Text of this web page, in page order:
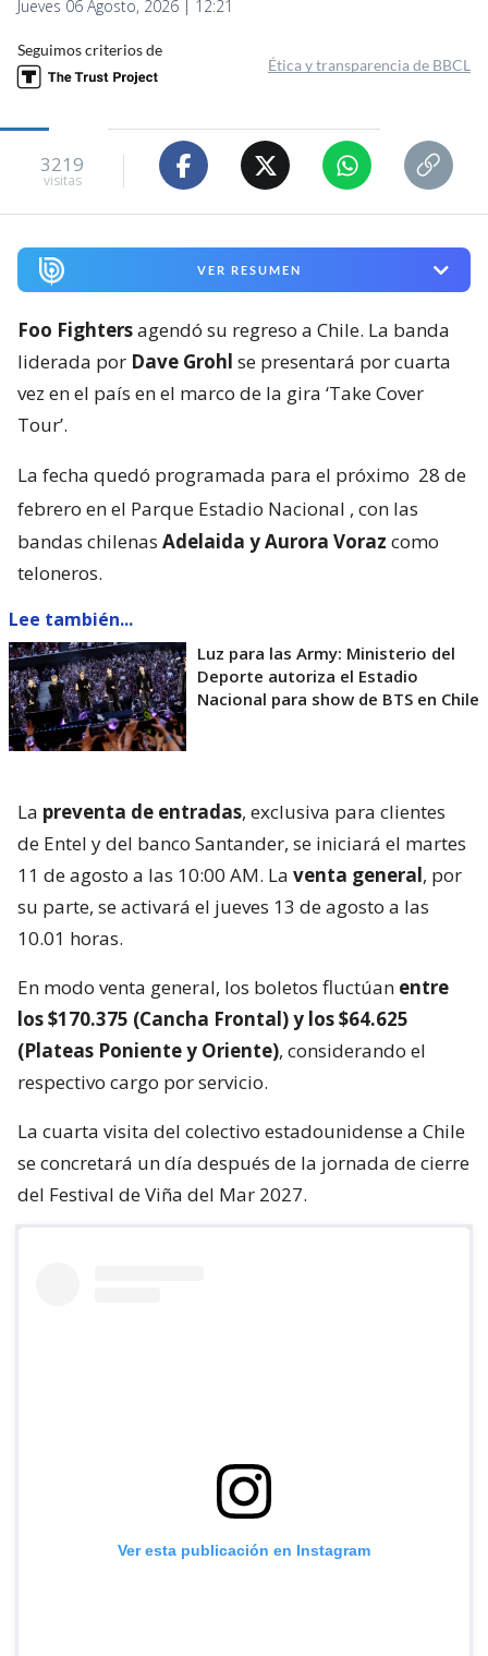
Jueves 06 Agosto, 2026 | 12:21
Seguimos criterios de
Ética y transparencia de BBCL
3219
visitas
VER RESUMEN
Foo Fightersagendó su regreso a Chile. La banda
liderada por Dave Grohl se presentará por cuarta
vez en el país en el marco de la gira ‘Take Cover
Tour’.
La fecha quedó programada para el próximo 28 de
febrero en el Parque Estadio Nacional , con las
bandas chilenas Adelaida y Aurora Voraz como
teloneros.
Lee también...
Luz para las Army: Ministerio del
Deporte autoriza el Estadio
Nacional para show de BTS en Chile
La preventa de entradas, exclusiva para clientes
de Entel y del banco Santander, se iniciará el martes
11 de agosto a las 10:00 AM. La venta general, por
su parte, se activará el jueves 13 de agosto a las
10.01 horas.
En modo venta general, los boletos fluctúan entre
los $170.375 (Cancha Frontal) y los $64.625
(Plateas Poniente y Oriente), considerando el
respectivo cargo por servicio.
La cuarta visita del colectivo estadounidense a Chile
se concretará un día después de la jornada de cierre
del Festival de Viña del Mar 2027.
Ver esta publicación en Instagram